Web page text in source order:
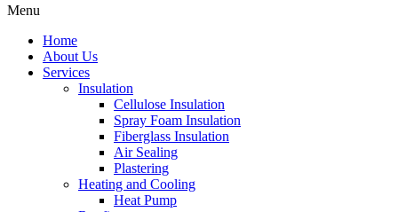
Menu
Home
About Us
Services
Insulation
Cellulose Insulation
Spray Foam Insulation
Fiberglass Insulation
Air Sealing
Plastering
Heating and Cooling
Heat Pump